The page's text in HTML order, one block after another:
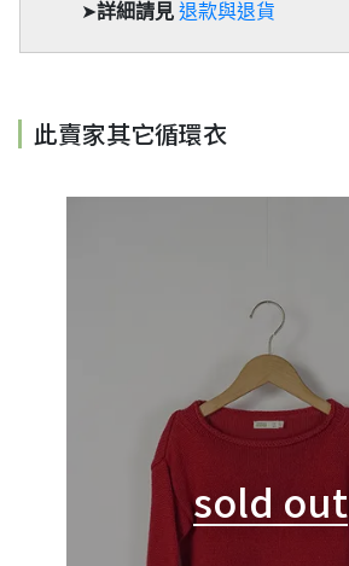
➤詳細請見 退款與退貨
此賣家其它循環衣
sold out